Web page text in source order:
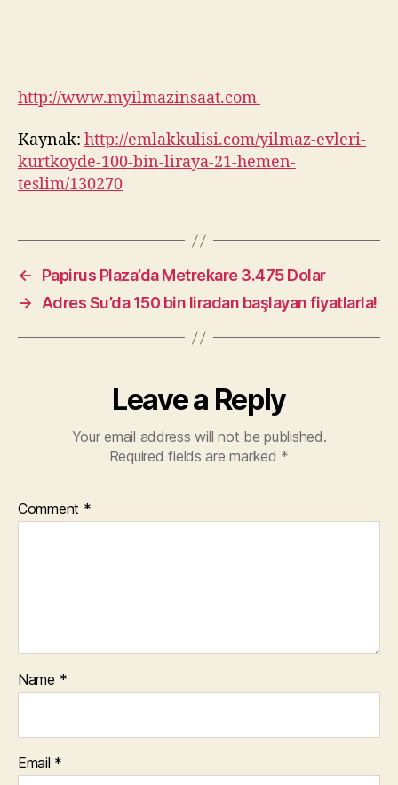
http://www.myilmazinsaat.com
Kaynak: http://emlakkulisi.com/yilmaz-evleri-
kurtkoyde-100-bin-liraya-21-hemen-
teslim/130270
←
Papirus Plaza’da Metrekare 3.475 Dolar
→
Adres Su’da 150 bin liradan başlayan fiyatlarla!
Leave a Reply
Your email address will not be published.
Required fields are marked *
Comment *
Name *
Email *